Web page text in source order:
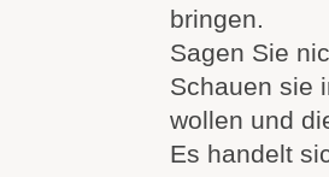
bringen.
Sagen Sie
Schauen sie
wollen und
Es handelt